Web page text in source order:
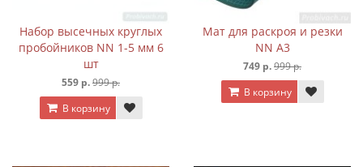
Набор высечных круглых
пробойников NN 1-5 мм 6
шт
559 р.999 р.
В корзину
Мат для раскроя и резки
NN А3
749 р.999 р.
В корзину